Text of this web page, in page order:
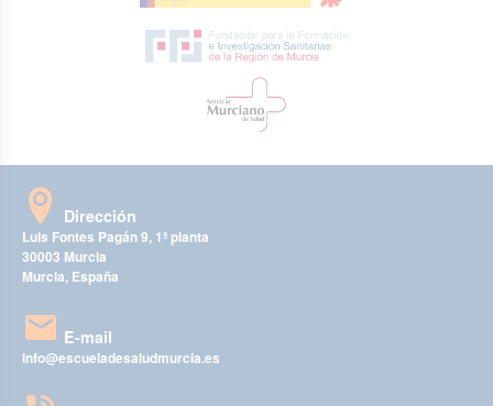
Dirección
Luis Fontes Pagán 9, 1ª planta
30003 Murcia
Murcia, España
E-mail
info@escueladesaludmurcia.es